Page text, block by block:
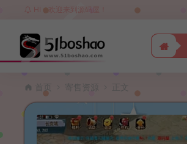
HI，欢迎来到源码屋！
首页 寄售资源 正文